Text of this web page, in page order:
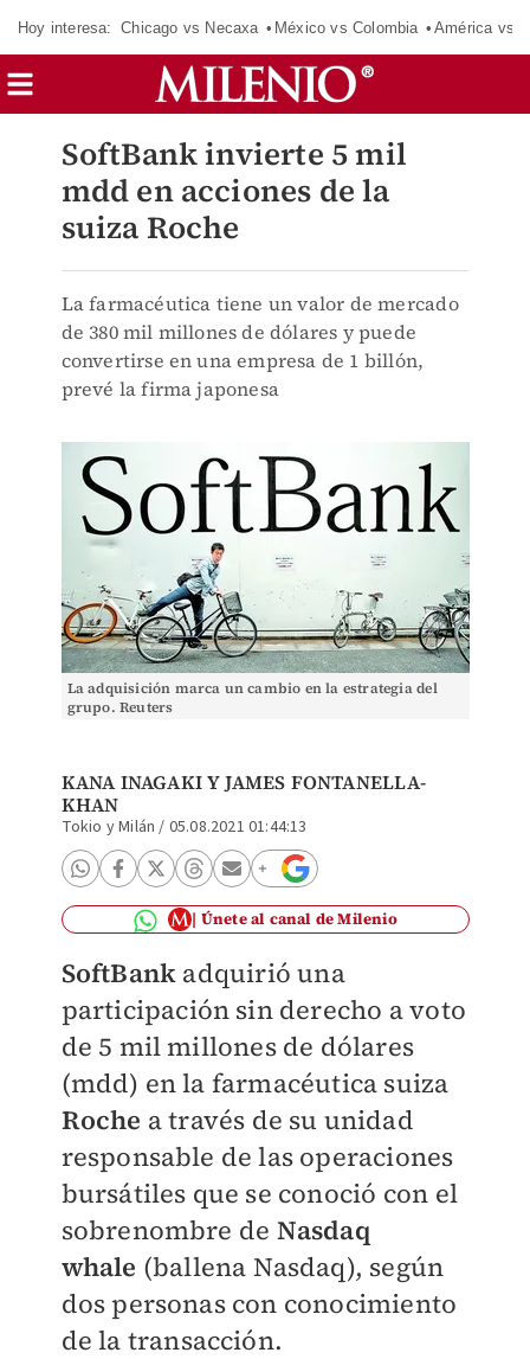
Hoy interesa: Chicago vs Necaxa México vs Colombia América vs
SoftBank invierte 5 mil
mdd en acciones de la
suiza Roche
La farmacéutica tiene un valor de mercado
de 380 mil millones de dólares y puede
convertirse en una empresa de 1 billón,
prevé la firma japonesa
La adquisición marca un cambio en la estrategia del
grupo. Reuters
KANA INAGAKI Y JAMES FONTANELLA-
KHAN
Tokio y Milán / 05.08.2021 01:44:13
Únete al canal de Milenio
SoftBank adquirió una
participación sin derecho a voto
de 5 mil millones de dólares
(mdd) en la farmacéutica suiza
Roche a través de su unidad
responsable de las operaciones
bursátiles que se conoció con el
sobrenombre de Nasdaq
whale (ballena Nasdaq), según
dos personas con conocimiento
de la transacción.